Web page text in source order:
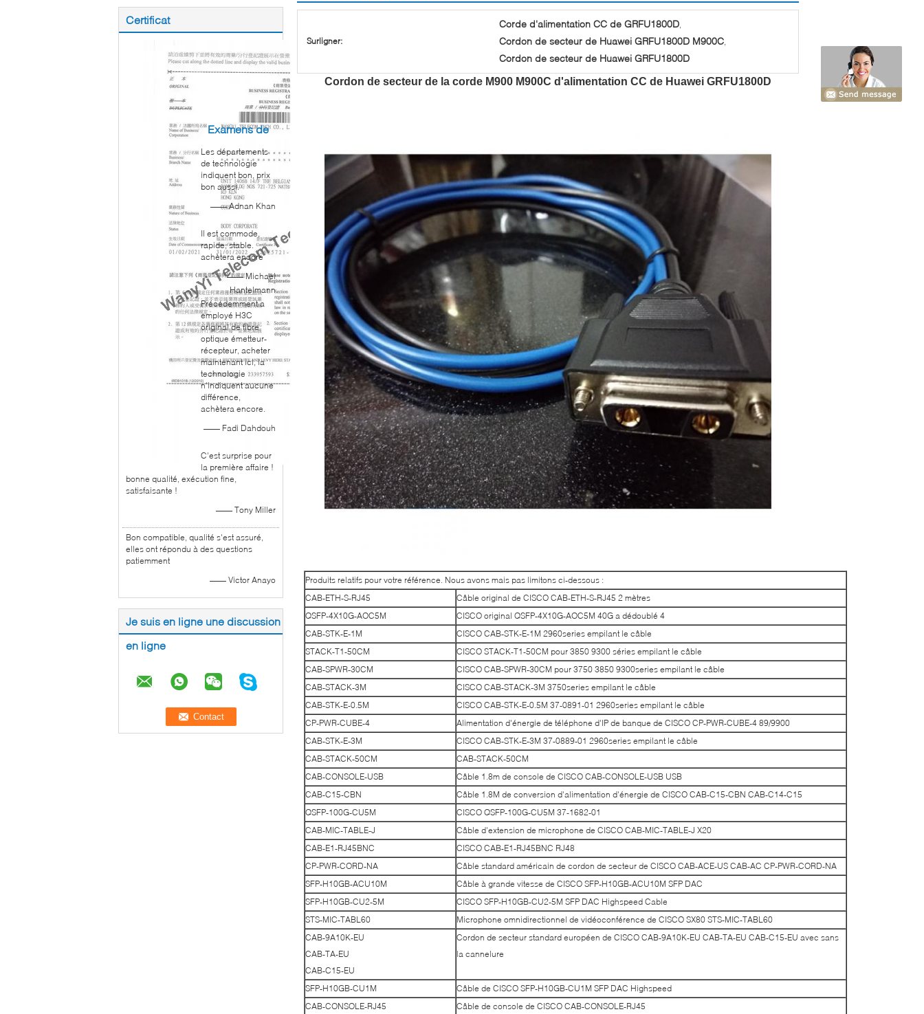
Certificat
Examens de
client
Les départements
de technologie
indiquent bon, prix
bon aussi.
—— Adnan Khan
Il est commode,
rapide, stable.
achètera encore
—— Michael
Hantelmann
Précédemment a
employé H3C
original de fibre
optique émetteur-
récepteur, acheter
maintenant ici, la
technologie
n'indiquent aucune
différence,
achètera encore.
—— Fadi Dahdouh
C'est surprise pour
la première affaire !
bonne qualité, exécution fine,
satisfaisante !
—— Tony Miller
Bon compatible, qualité s'est assuré,
elles ont répondu à des questions
patiemment
—— Victor Anayo
Je suis en ligne une discussion
en ligne
Surligner:
Corde d'alimentation CC de GRFU1800D,
Cordon de secteur de Huawei GRFU1800D M900C,
Cordon de secteur de Huawei GRFU1800D
Cordon de secteur de la corde M900 M900C d'alimentation CC de Huawei GRFU1800D
Produits relatifs pour votre référence. Nous avons mais pas limitons ci-dessous :
CAB-ETH-S-RJ45
Câble original de CISCO CAB-ETH-S-RJ45 2 mètres
QSFP-4X10G-AOC5M
CISCO original QSFP-4X10G-AOC5M 40G a dédoublé 4
CAB-STK-E-1M
CISCO CAB-STK-E-1M 2960series empilant le câble
STACK-T1-50CM
CISCO STACK-T1-50CM pour 3850 9300 séries empilant le câble
CAB-SPWR-30CM
CISCO CAB-SPWR-30CM pour 3750 3850 9300series empilant le câble
CAB-STACK-3M
CISCO CAB-STACK-3M 3750series empilant le câble
CAB-STK-E-0.5M
CISCO CAB-STK-E-0.5M 37-0891-01 2960series empilant le câble
CP-PWR-CUBE-4
Alimentation d'énergie de téléphone d'IP de banque de CISCO CP-PWR-CUBE-4 89/9900
CAB-STK-E-3M
CISCO CAB-STK-E-3M 37-0889-01 2960series empilant le câble
CAB-STACK-50CM
CAB-STACK-50CM
CAB-CONSOLE-USB
Câble 1.8m de console de CISCO CAB-CONSOLE-USB USB
CAB-C15-CBN
Câble 1.8M de conversion d'alimentation d'énergie de CISCO CAB-C15-CBN CAB-C14-C15
QSFP-100G-CU5M
CISCO QSFP-100G-CU5M 37-1682-01
CAB-MIC-TABLE-J
Câble d'extension de microphone de CISCO CAB-MIC-TABLE-J X20
CAB-E1-RJ45BNC
CISCO CAB-E1-RJ45BNC RJ48
CP-PWR-CORD-NA
Câble standard américain de cordon de secteur de CISCO CAB-ACE-US CAB-AC CP-PWR-CORD-NA
SFP-H10GB-ACU10M
Câble à grande vitesse de CISCO SFP-H10GB-ACU10M SFP DAC
SFP-H10GB-CU2-5M
CISCO SFP-H10GB-CU2-5M SFP DAC Highspeed Cable
STS-MIC-TABL60
Microphone omnidirectionnel de vidéoconférence de CISCO SX80 STS-MIC-TABL60
CAB-9A10K-EU
CAB-TA-EU
CAB-C15-EU
Cordon de secteur standard européen de CISCO CAB-9A10K-EU CAB-TA-EU CAB-C15-EU avec sans
la cannelure
SFP-H10GB-CU1M
Câble de CISCO SFP-H10GB-CU1M SFP DAC Highspeed
CAB-CONSOLE-RJ45
Câble de console de CISCO CAB-CONSOLE-RJ45